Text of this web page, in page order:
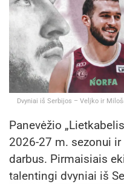
Dvyniai iš Serbijos – Veljko ir
Panevėžio
2026-27 m. sezonui
darbus. Pirmaisiais
talentingi dvyniai iš